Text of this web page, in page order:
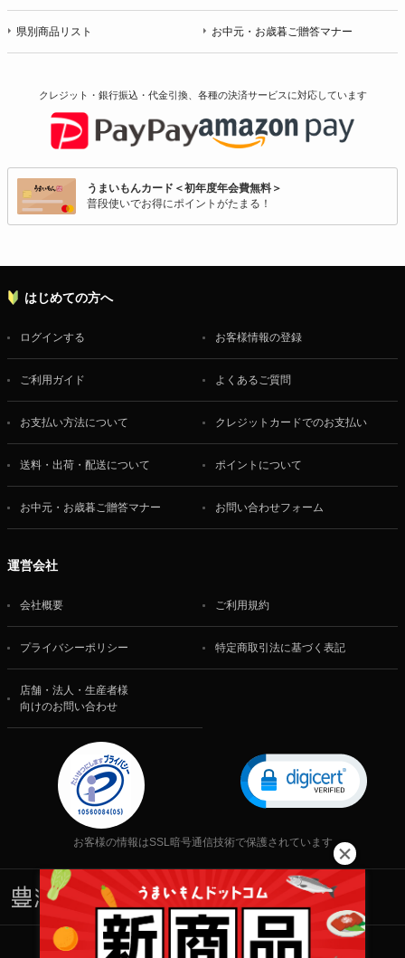
県別商品リスト お中元・お歳暮ご贈答マナー
クレジット・銀行振込・代金引換、各種の決済サービスに対応しています
うまいもんカード＜初年度年会費無料＞
普段使いでお得にポイントがたまる！
はじめての方へ
ログインする お客様情報の登録
ご利用ガイド よくあるご質問
お支払い方法について クレジットカードでのお支払い
送料・出荷・配送について ポイントについて
お中元・お歳暮ご贈答マナー お問い合わせフォーム
運営会社
会社概要 ご利用規約
プライバシーポリシー 特定商取引法に基づく表記
店舗・法人・生産者様
向けのお問い合わせ
お客様の情報はSSL暗号通信技術で保護されています